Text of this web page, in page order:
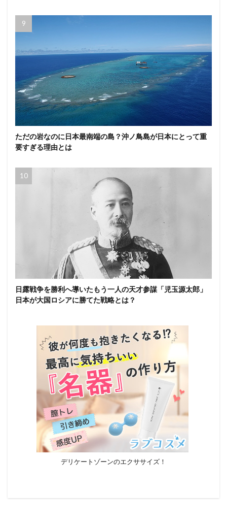
ただの岩なのに日本最南端の島？沖ノ鳥島が日本にとって重
要すぎる理由とは
日露戦争を勝利へ導いたもう一人の天才参謀「児玉源太郎」
日本が大国ロシアに勝てた戦略とは？
デリケートゾーンのエクササイズ！